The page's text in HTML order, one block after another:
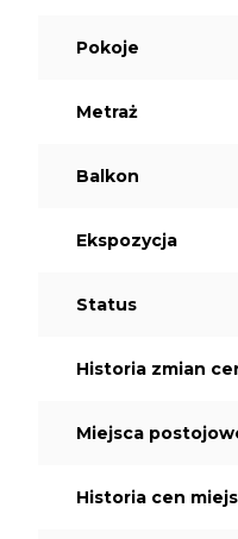
Pokoje
Metraż
Balkon
Ekspozycja
Status
Historia zmian
Miejsca
Historia cen